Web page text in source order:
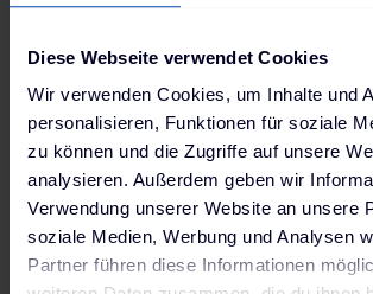
Diese Webseite verwendet Cookies
Wir verwenden Cookies, um Inhalte und
personalisieren, Funktionen für soziale
zu können und die Zugriffe auf unsere
analysieren. Außerdem geben wir
Verwendung unserer Website an unsere
soziale Medien, Werbung und Analysen
Partner führen diese Informationen
Gesamtlösung mit zeitgemäßen AC
Erfolgreiche
für Ladeerlebnis aus
Hand